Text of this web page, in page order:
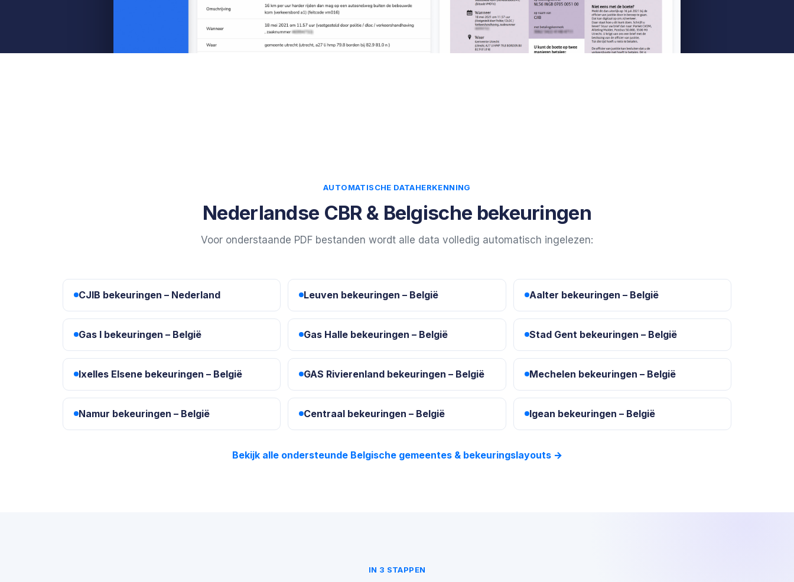
AUTOMATISCHE DATAHERKENNING
Nederlandse CBR & Belgische bekeuringen
Voor onderstaande PDF bestanden wordt alle data volledig automatisch ingelezen:
CJIB bekeuringen – Nederland Leuven bekeuringen – België Aalter bekeuringen – België
Gas I bekeuringen – België Gas Halle bekeuringen – België Stad Gent bekeuringen – België
Ixelles Elsene bekeuringen – België GAS Rivierenland bekeuringen – België Mechelen bekeuringen – België
Namur bekeuringen – België Centraal bekeuringen – België Igean bekeuringen – België
Bekijk alle ondersteunde Belgische gemeentes & bekeuringslayouts →
IN 3 STAPPEN